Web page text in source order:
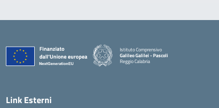
Istituto Comprensivo
Galileo Galilei - Pascoli
Reggio Calabria
Link Esterni